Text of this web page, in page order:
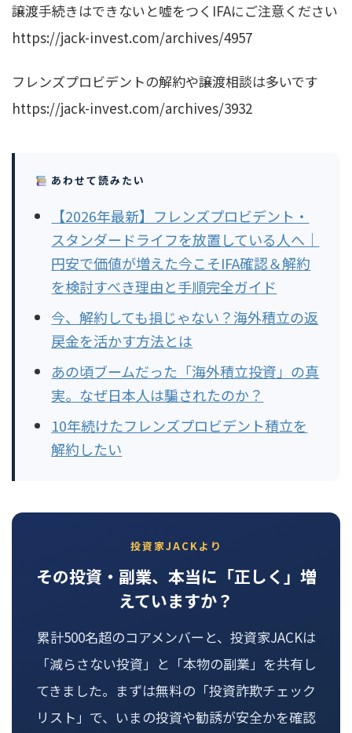
譲渡手続きはできないと嘘をつくIFAにご注意ください
https://jack-invest.com/archives/4957
フレンズプロビデントの解約や譲渡相談は多いです
https://jack-invest.com/archives/3932
あわせて読みたい
【2026年最新】フレンズプロビデント・
スタンダードライフを放置している人へ｜
円安で価値が増えた今こそIFA確認＆解約
を検討すべき理由と手順完全ガイド
今、解約しても損じゃない？海外積立の返
戻金を活かす方法とは
あの頃ブームだった「海外積立投資」の真
実。なぜ日本人は騙されたのか？
10年続けたフレンズプロビデント積立を
解約したい
投資家JACKより
その投資・副業、本当に「正しく」増
えていますか？
累計500名超のコアメンバーと、投資家JACKは
「減らさない投資」と「本物の副業」を共有し
てきました。まずは無料の「投資詐欺チェック
リスト」で、いまの投資や勧誘が安全かを確認